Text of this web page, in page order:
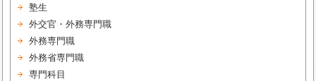
塾生
外交官・外務専門職
外務専門職
外務省専門職
専門科目